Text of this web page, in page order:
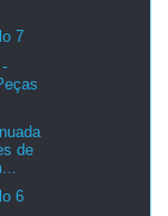
7
de
6